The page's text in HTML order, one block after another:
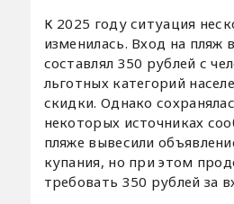
К 2025 году ситуация
изменилась. Вход на пляж
составлял 350 рублей с
льготных категорий
скидки. Однако
некоторых источниках
пляже вывесили
купания, но при этом
требовать 350 рублей за